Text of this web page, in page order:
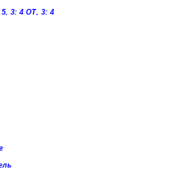
3: 4 ОТ, 3: 4